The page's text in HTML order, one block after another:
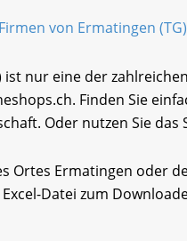
von Ermatingen (TG)
nur eine der zahlreichen
Finden Sie
Oder nutzen Sie
Ortes Ermatingen oder
Datei zum